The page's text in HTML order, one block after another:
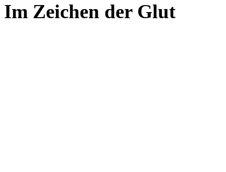
Im Zeichen der Glut